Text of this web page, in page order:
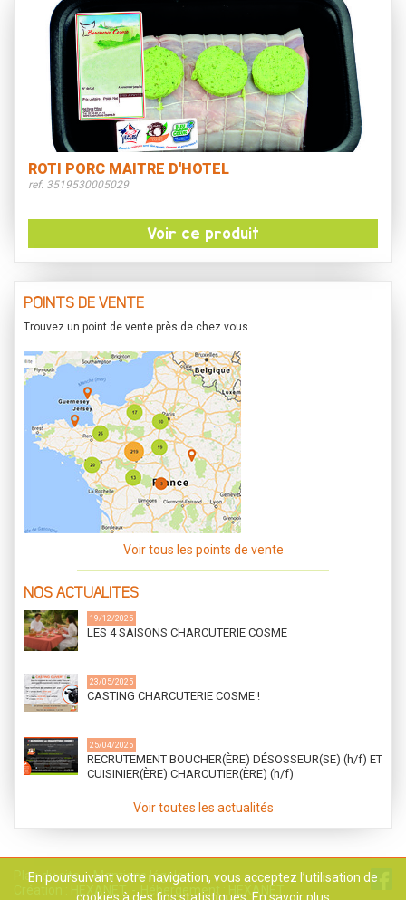
En poursuivant votre navigation, vous acceptez l’utilisation de
ROTI PORC MAITRE D'HOTEL
ref. 3519530005029
Voir ce produit
POINTS DE VENTE
Trouvez un point de vente près de chez vous.
Voir tous les points de vente
NOS ACTUALITES
19/12/2025
LES 4 SAISONS CHARCUTERIE COSME
23/05/2025
CASTING CHARCUTERIE COSME !
25/04/2025
RECRUTEMENT BOUCHER(ÈRE) DÉSOSSEUR(SE) (h/f) ET
CUISINIER(ÈRE) CHARCUTIER(ÈRE) (h/f)
Voir toutes les actualités
Plan du site
Mentions légales
HEXANET Hébergement : HEXANET